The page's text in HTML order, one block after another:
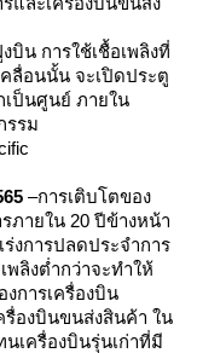
บิน การใช้เชื้อเพลิงที่
ลื่อนนั้น จะเปิดประตู
เป็นศูนย์ ภายใน
รรม
–การเติบโตของ
ภายใน 20 ปีข้างหน้า
งการปลดประจำการ
พลิงต่ำกว่าจะทำให้
การเครื่องบิน
รื่องบินขนส่งสินค้า ใน
เครื่องบินรุ่นเก่าที่มี